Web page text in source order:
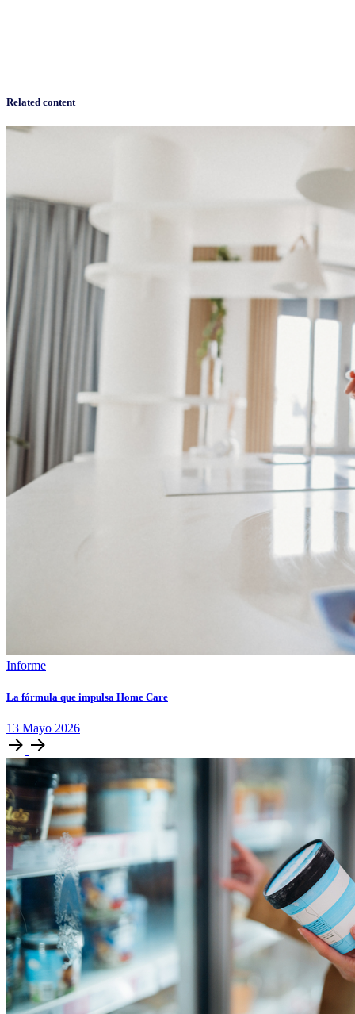
Related content
Informe
La fórmula que impulsa Home Care
13 Mayo 2026